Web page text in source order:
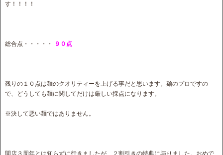
す！！！！
総合点・・・・・ ９０点
残りの１０点は麺のクオリティーを上げる事だと思います。麺のプロですの
で、どうしても麺に関してだけは厳しい採点になります。
※決して悪い麺ではありません。
開店３周年とは知らずに行きましたが、２割引きの特典に与りました。おめで